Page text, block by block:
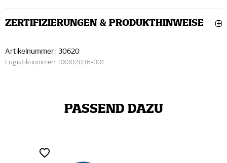
ZERTIFIZIERUNGEN & PRODUKTHINWEISE
Artikelnummer: 30620
Logistiknummer: DX002036-001
PASSEND DAZU